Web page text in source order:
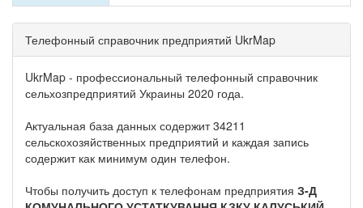
Телефонный справочник предприятий UkrMap
UkrMap - профессиональный телефонный справочник
сельхозпредприятий Украины 2020 года.
Актуальная база данных содержит 34211
сельскохозяйственных предприятий и каждая запись
содержит как минимум один телефон.
Чтобы получить доступ к телефонам предприятия З-Д